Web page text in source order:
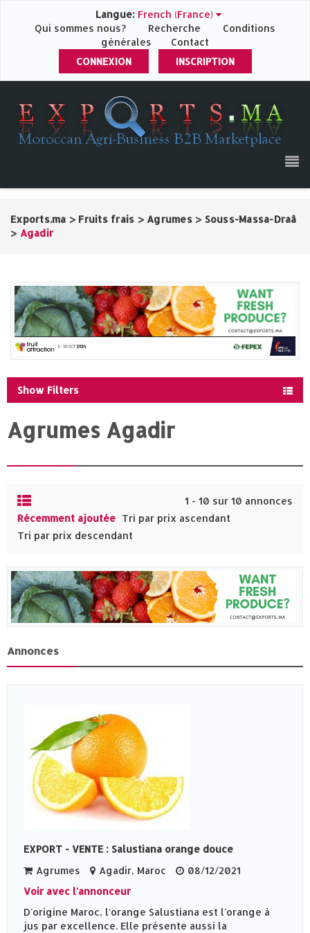
Langue: French (France)
Qui sommes nous?
Recherche
Conditions
générales
Contact
CONNEXION
INSCRIPTION
Exports.ma > Fruits frais > Agrumes > Souss-Massa-Draâ
> Agadir
Show Filters
Agrumes Agadir
1 - 10 sur 10 annonces
Récemment ajoutée Tri par prix ascendant
Tri par prix descendant
Annonces
EXPORT - VENTE : Salustiana orange douce
Agrumes
Agadir, Maroc
08/12/2021
Voir avec l'annonceur
D'origine Maroc, l'orange Salustiana est l'orange à
jus par excellence. Elle présente aussi la